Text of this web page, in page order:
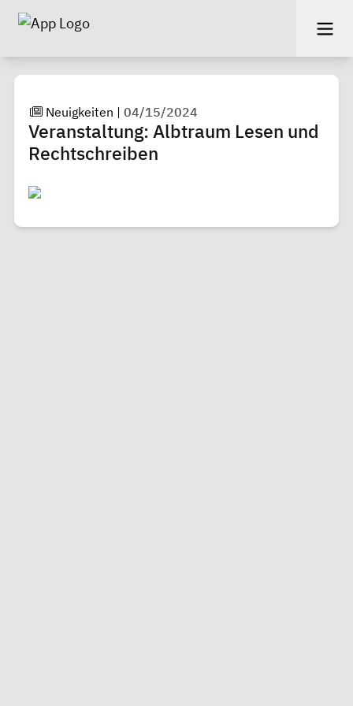
Neuigkeiten |04/15/2024
Veranstaltung: Albtraum Lesen und
Rechtschreiben